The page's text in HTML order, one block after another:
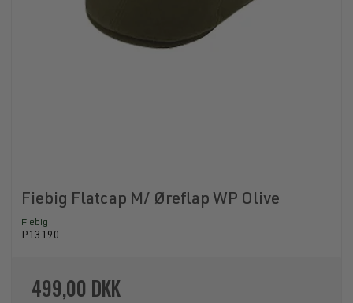
Fiebig Flatcap M/ Øreflap WP Olive
Fiebig
P13190
499,00 DKK